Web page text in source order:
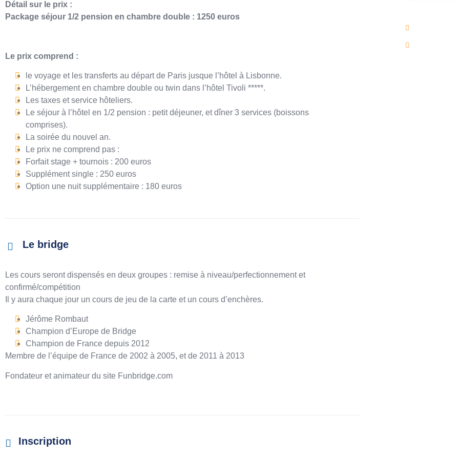
Détail sur le prix :
Package séjour 1/2 pension en chambre double : 1250 euros
Le prix comprend :
le voyage et les transferts au départ de Paris jusque l’hôtel à Lisbonne.
L’hébergement en chambre double ou twin dans l’hôtel Tivoli *****.
Les taxes et service hôteliers.
Le séjour à l’hôtel en 1/2 pension : petit déjeuner, et dîner 3 services (boissons
comprises).
La soirée du nouvel an.
Le prix ne comprend pas :
Forfait stage + tournois : 200 euros
Supplément single : 250 euros
Option une nuit supplémentaire : 180 euros
Le bridge
Les cours seront dispensés en deux groupes : remise à niveau/perfectionnement et
confirmé/compétition
Il y aura chaque jour un cours de jeu de la carte et un cours d’enchères.
Jérôme Rombaut
Champion d’Europe de Bridge
Champion de France depuis 2012
Membre de l’équipe de France de 2002 à 2005, et de 2011 à 2013
Fondateur et animateur du site Funbridge.com
Inscription